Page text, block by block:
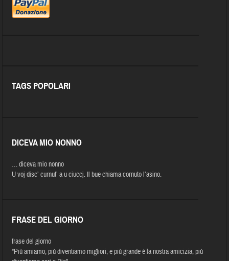
TAGS POPOLARI
DICEVA MIO NONNO
… diceva mio nonno
U voj disc’ curnut’ a u ciuccj. Il bue chiama cornuto l’asino.
FRASE DEL GIORNO
frase del giorno
"Più amiamo, più diventiamo migliori; e più grande è la nostra amicizia, più